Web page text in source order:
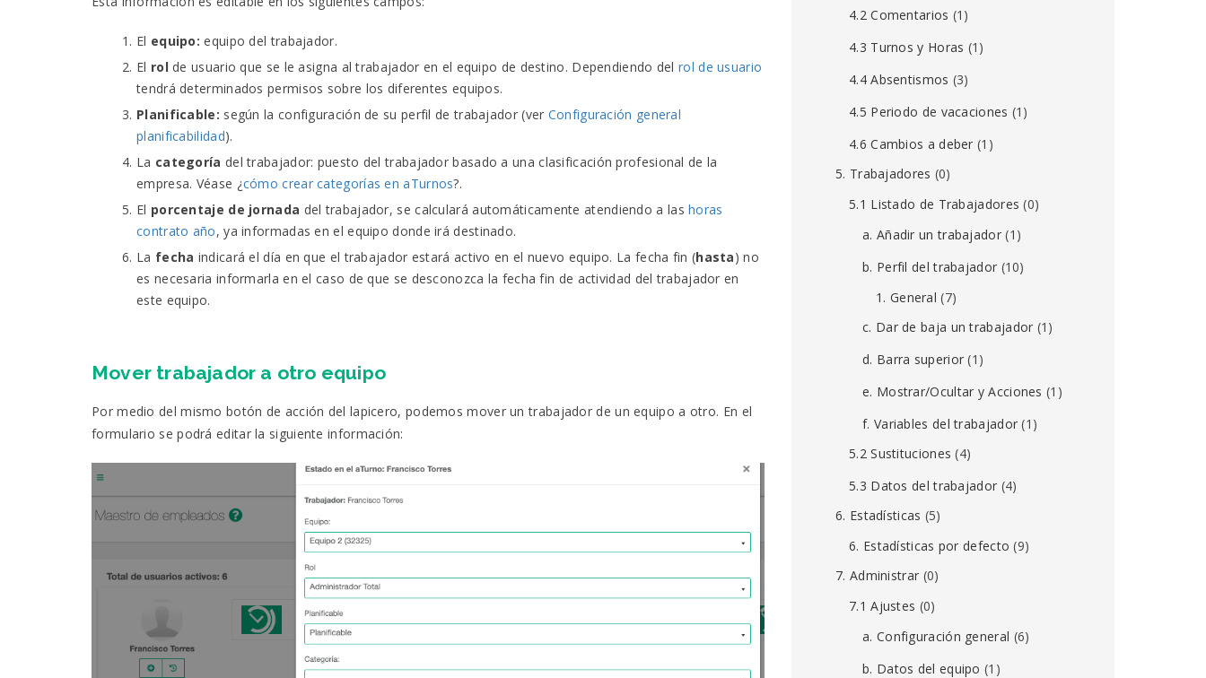
El equipo:equipo del trabajador.
El rol de usuario que se le asigna al trabajador en el equipo de destino. Dependiendo delrol de usuario
tendrá determinados permisos sobre los diferentes equipos.
Planificable: según la configuración de su perfil de trabajador (ver Configuración general
planificabilidad).
La categoría del trabajador: puesto del trabajador basado a una clasificación profesional de la
empresa. Véase ¿cómo crear categorías en aTurnos?.
El porcentaje de jornada del trabajador, se calculará automáticamente atendiendo a lashoras
contrato año, ya informadas en el equipo donde irá destinado.
La fecha indicará el día en que el trabajador estará activo en el nuevo equipo. La fecha fin (hasta) no
es necesaria informarla en el caso de que se desconozca la fecha fin de actividad del trabajador en
este equipo.
Mover trabajador a otro equipo
Por medio del mismo botón de acción del lapicero, podemos mover un trabajador de un equipo a otro. En el
formulario se podrá editar la siguiente información:
4.2 Comentarios (1)
4.3 Turnos y Horas (1)
4.4 Absentismos (3)
4.5 Periodo de vacaciones (1)
4.6 Cambios a deber (1)
5. Trabajadores (0)
5.1 Listado de Trabajadores (0)
a. Añadir un trabajador(1)
b. Perfil del trabajador (10)
1. General (7)
c. Dar de baja un trabajador (1)
d. Barra superior (1)
e. Mostrar/Ocultar y Acciones (1)
f. Variables del trabajador (1)
5.2 Sustituciones (4)
5.3 Datos del trabajador (4)
6. Estadísticas (5)
6. Estadísticas por defecto (9)
7. Administrar (0)
7.1 Ajustes (0)
a. Configuración general (6)
b. Datos del equipo (1)